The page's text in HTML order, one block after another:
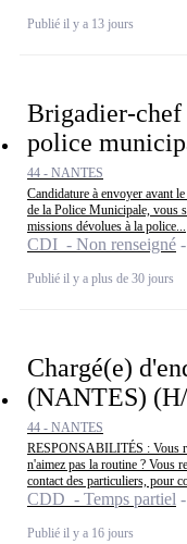
Publié il y a 13 jours
Brigadier-
police
44 - NANTES
Candidature à envoyer avant
de la Police Municipale, vous
missions dévolues à la police...
CDI - Non renseigné
Publié il y a plus de 30 jours
Chargé(e)
(NANTES)
44 - NANTES
RESPONSABILITÉS : Vous
n'aimez pas la routine ? Vous
contact des particuliers, pour
CDD - Temps partiel
Publié il y a 16 jours